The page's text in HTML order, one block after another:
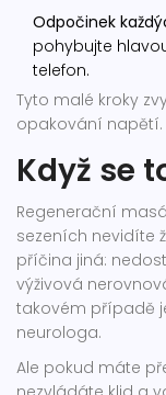
Odpočinek
pohybujte
telefon.
Tyto malé kroky
opakování napětí.
Když se
Regenerační
sezeních nevidíte
příčina jiná:
výživová
takovém případě
neurologa.
Ale pokud máte